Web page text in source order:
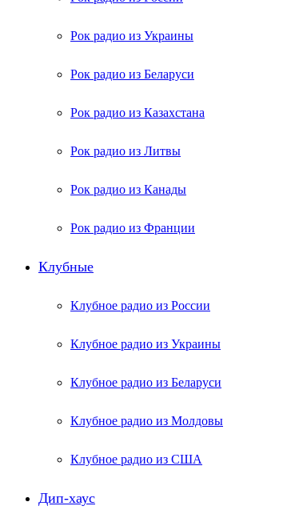
Рок радио из Украины
Рок радио из Беларуси
Рок радио из Казахстана
Рок радио из Литвы
Рок радио из Канады
Рок радио из Франции
Клубные
Клубное радио из России
Клубное радио из Украины
Клубное радио из Беларуси
Клубное радио из Молдовы
Клубное радио из США
Дип-хаус